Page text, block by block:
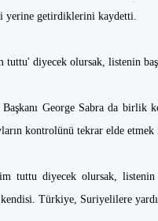
yerine getirdiklerini kaydetti.
tuttu' diyecek olursak, listenin
George Sabra da birlik
kontrolünü tekrar elde
tuttu diyecek olursak,
Türkiye, Suriyelilere